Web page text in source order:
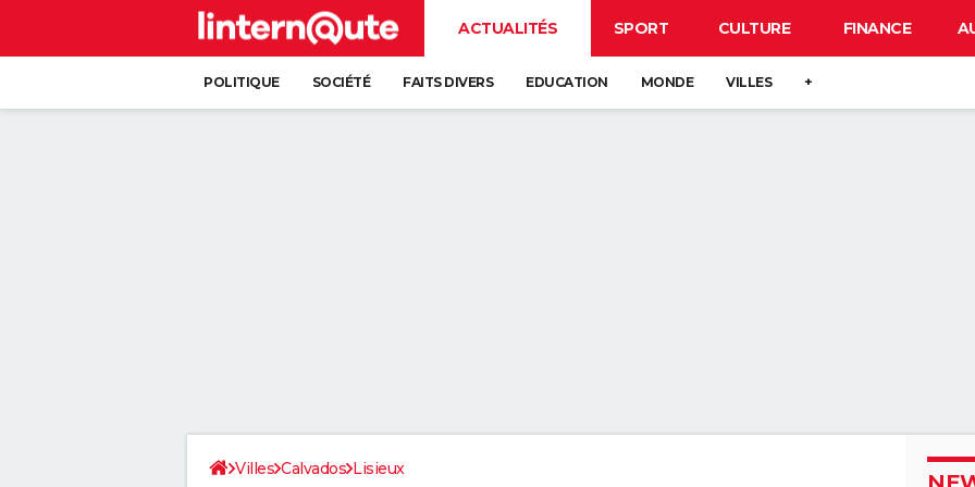
ACTUALITÉS SPORT CULTURE FINANCE
POLITIQUE SOCIÉTÉ FAITS DIVERS EDUCATION MONDE VILLES +
Villes Calvados Lisieux